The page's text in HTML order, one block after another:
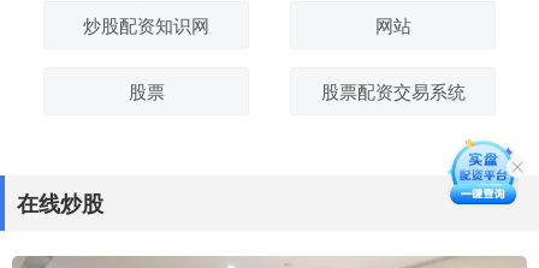
炒股配资知识网 网站
股票 股票配资交易系统
在线炒股